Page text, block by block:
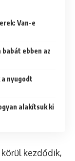
Van-e
babát ebben az
nyugodt
alakítsuk ki
kezdődik,